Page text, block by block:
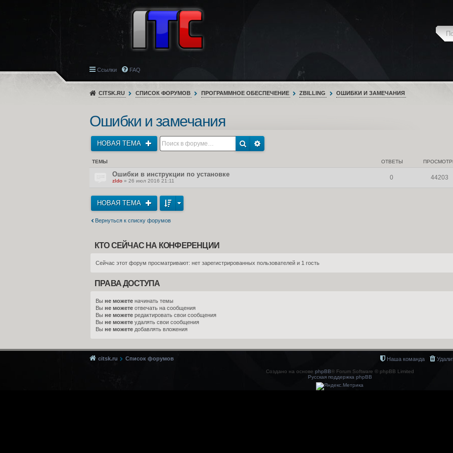
Ссылки FAQ
CITSK.RU СПИСОК ФОРУМОВ ПРОГРАММНОЕ ОБЕСПЕЧЕНИЕ ZBILLING ОШИБКИ И ЗАМЕЧАНИЯ
Ошибки и замечания
НОВАЯ ТЕМА
ТЕМЫ ОТВЕТЫ
Ошибки в инструкции по установке
zldo » 26 июл 2016 21:11 0 44203
НОВАЯ ТЕМА
Вернуться к списку форумов
КТО СЕЙЧАС НА КОНФЕРЕНЦИИ
Сейчас этот форум просматривают: нет зарегистрированных пользователей и 1 гость
ПРАВА ДОСТУПА
Вы не можете начинать темы
Вы не можете отвечать на сообщения
Вы не можете редактировать свои сообщения
Вы не можете удалять свои сообщения
Вы не можете добавлять вложения
citsk.ru Список форумов Наша команда
Создано на основе phpBB® Forum Software © phpBB Limited
Русская поддержка phpBB